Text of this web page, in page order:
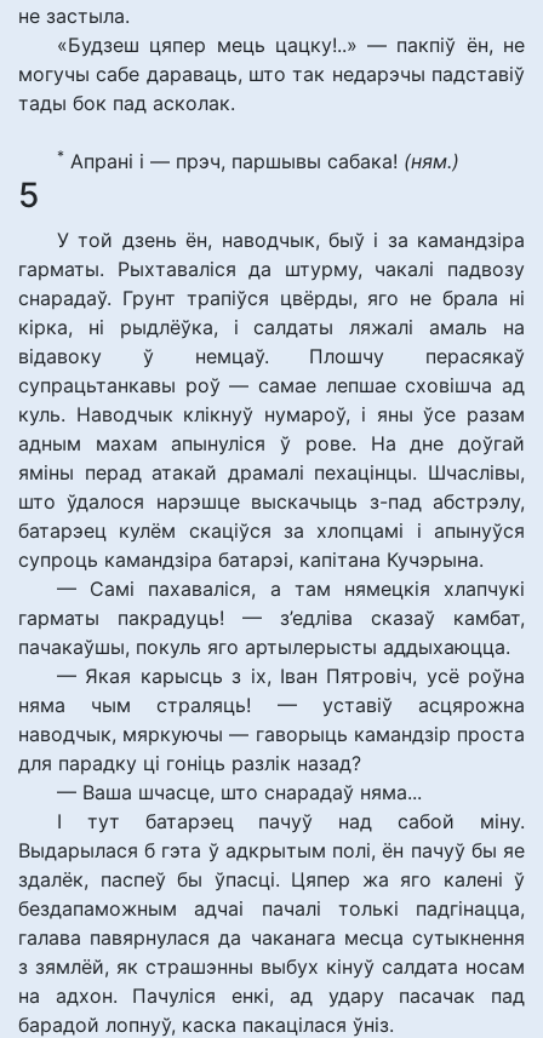
не застыла.
«Будзеш цяпер мець цацку!..» — пакпіў ён, не
могучы сабе дараваць, што так недарэчы падставіў
тады бок пад асколак.
* Апрані і — прэч, паршывы сабака! (ням.)
5
У той дзень ён, наводчык, быў і за камандзіра
гарматы. Рыхтаваліся да штурму, чакалі падвозу
снарадаў. Грунт трапіўся цвёрды, яго не брала ні
кірка, ні рыдлёўка, і салдаты ляжалі амаль на
відавоку ў немцаў. Плошчу перасякаў
супрацьтанкавы роў — самае лепшае сховішча ад
куль. Наводчык клікнуў нумароў, і яны ўсе разам
адным махам апынуліся ў рове. На дне доўгай
яміны перад атакай драмалі пехацінцы. Шчаслівы,
што ўдалося нарэшце выскачыць з-пад абстрэлу,
батарэец кулём скаціўся за хлопцамі і апынуўся
супроць камандзіра батарэі, капітана Кучэрына.
— Самі пахаваліся, а там нямецкія хлапчукі
гарматы пакрадуць! — з’едліва сказаў камбат,
пачакаўшы, покуль яго артылерысты аддыхаюцца.
— Якая карысць з іх, Іван Пятровіч, усё роўна
няма чым страляць! — уставіў асцярожна
наводчык, мяркуючы — гаворыць камандзір проста
для парадку ці гоніць разлік назад?
— Ваша шчасце, што снарадаў няма...
І тут батарэец пачуў над сабой міну.
Выдарылася б гэта ў адкрытым полі, ён пачуў бы яе
здалёк, паспеў бы ўпасці. Цяпер жа яго калені ў
бездапаможным адчаі пачалі толькі падгінацца,
галава павярнулася да чаканага месца сутыкнення
з зямлёй, як страшэнны выбух кінуў салдата носам
на адхон. Пачуліся енкі, ад удару пасачак пад
барадой лопнуў, каска пакацілася ўніз.